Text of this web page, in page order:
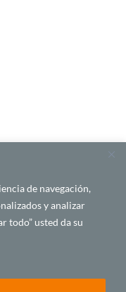
de navegación,
y analizar
todo” usted da su